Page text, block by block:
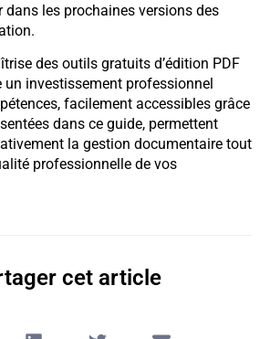
dans les prochaines versions des
des outils gratuits d’édition PDF
un investissement professionnel
facilement accessibles grâce
dans ce guide, permettent
la gestion documentaire tout
professionnelle de vos
cet article